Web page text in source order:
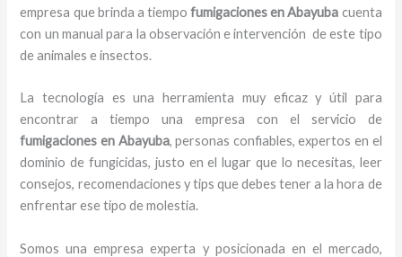
empresa que brinda a tiempofumigacionesen Abayuba cuenta
con un manual para la observación e intervención de este tipo
de animales e insectos.
La tecnología es una herramienta muy eficaz y útil para
encontrar a tiempo una empresa con el servicio de
fumigaciones en Abayuba, personas confiables, expertos en el
dominio de fungicidas, justo en el lugar que lo necesitas, leer
consejos, recomendaciones y tips que debes tener a la hora de
enfrentar ese tipo de molestia.
Somos una empresa experta y posicionada en el mercado,